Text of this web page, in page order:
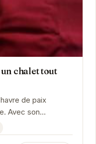
chalet tout
de paix
Avec son